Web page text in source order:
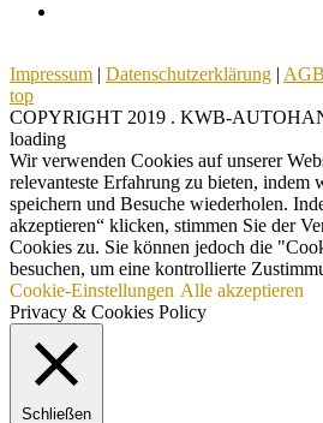
Impressum | Datenschutzerklärung | AGB
top
COPYRIGHT 2019 . KWB-
loading
Wir verwenden Cookies auf unserer
relevanteste Erfahrung zu bieten, indem
speichern und Besuche wiederholen.
akzeptieren“ klicken, stimmen Sie der
Cookies zu. Sie können jedoch die
besuchen, um eine kontrollierte
Cookie-Einstellungen Alle akzeptieren
Privacy & Cookies Policy
Schließen